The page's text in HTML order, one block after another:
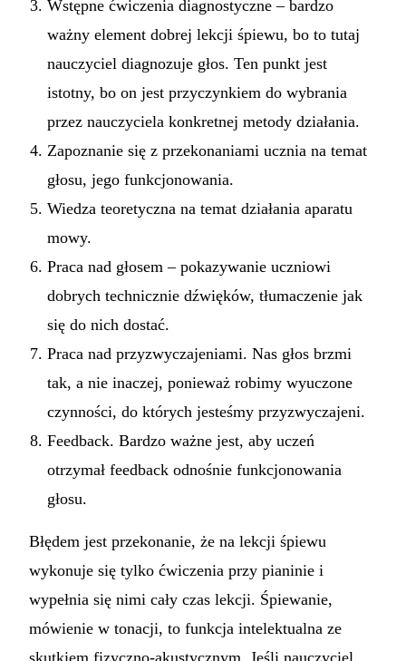
Wstępne ćwiczenia diagnostyczne – bardzo
ważny element dobrej lekcji śpiewu, bo to tutaj
nauczyciel diagnozuje głos. Ten punkt jest
istotny, bo on jest przyczynkiem do wybrania
przez nauczyciela konkretnej metody działania.
Zapoznanie się z przekonaniami ucznia na temat
głosu, jego funkcjonowania.
Wiedza teoretyczna na temat działania aparatu
mowy.
Praca nad głosem – pokazywanie uczniowi
dobrych technicznie dźwięków, tłumaczenie jak
się do nich dostać.
Praca nad przyzwyczajeniami. Nas głos brzmi
tak, a nie inaczej, ponieważ robimy wyuczone
czynności, do których jesteśmy przyzwyczajeni.
Feedback. Bardzo ważne jest, aby uczeń
otrzymał feedback odnośnie funkcjonowania
głosu.
Błędem jest przekonanie, że na lekcji śpiewu
wykonuje się tylko ćwiczenia przy pianinie i
wypełnia się nimi cały czas lekcji. Śpiewanie,
mówienie w tonacji, to funkcja intelektualna ze